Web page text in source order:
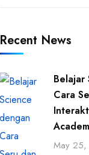
Recent News
Belajar
Cara
May